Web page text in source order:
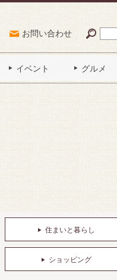
お問い合わせ
イベント グルメ
住まいと暮らし
ショッピング